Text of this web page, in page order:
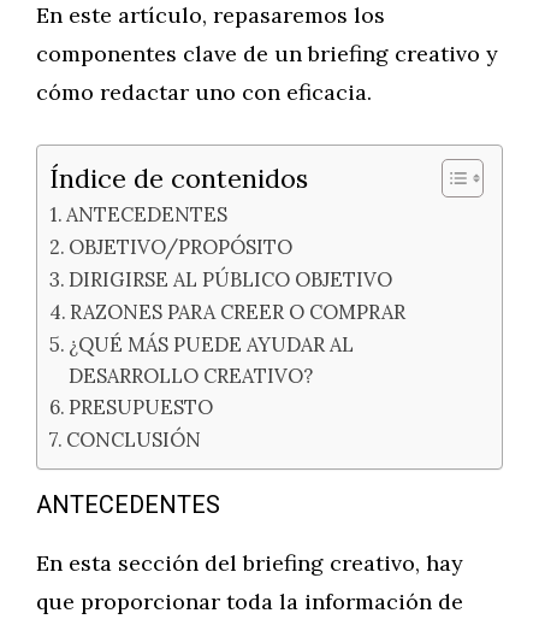
En este artículo, repasaremos los
componentes clave de un briefing creativo y
cómo redactar uno con eficacia.
Índice de contenidos
ANTECEDENTES
OBJETIVO/PROPÓSITO
DIRIGIRSE AL PÚBLICO OBJETIVO
RAZONES PARA CREER O COMPRAR
¿QUÉ MÁS PUEDE AYUDAR AL
DESARROLLO CREATIVO?
PRESUPUESTO
CONCLUSIÓN
ANTECEDENTES
En esta sección del briefing creativo, hay
que proporcionar toda la información de